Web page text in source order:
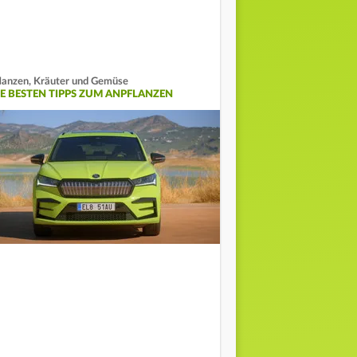
Kräuter und Gemüse
BESTEN TIPPS ZUM ANPFLANZEN